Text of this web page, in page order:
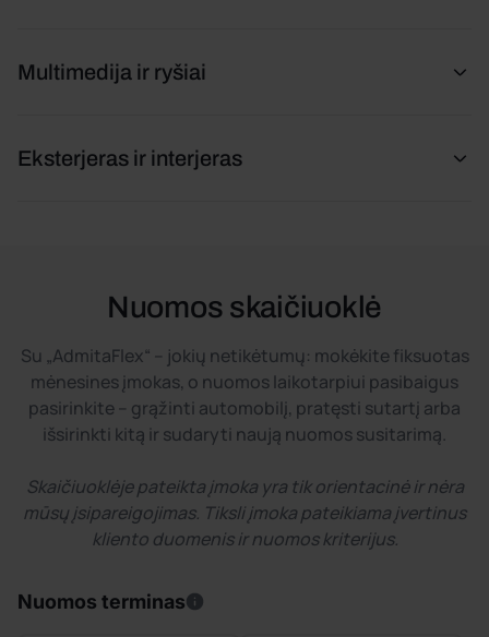
Multimedija ir ryšiai
Eksterjeras ir interjeras
Nuomos skaičiuoklė
Su „AdmitaFlex“ – jokių netikėtumų: mokėkite fiksuotas
mėnesines įmokas, o nuomos laikotarpiui pasibaigus
pasirinkite – grąžinti automobilį, pratęsti sutartį arba
išsirinkti kitą ir sudaryti naują nuomos susitarimą.
Skaičiuoklėje pateikta įmoka yra tik orientacinė ir nėra
mūsų įsipareigojimas. Tiksli įmoka pateikiama įvertinus
kliento duomenis ir nuomos kriterijus.
Nuomos terminas